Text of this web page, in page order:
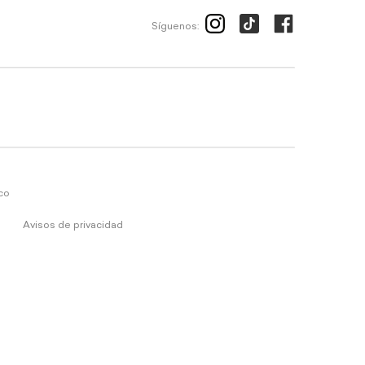
Síguenos:
Avisos de privacidad